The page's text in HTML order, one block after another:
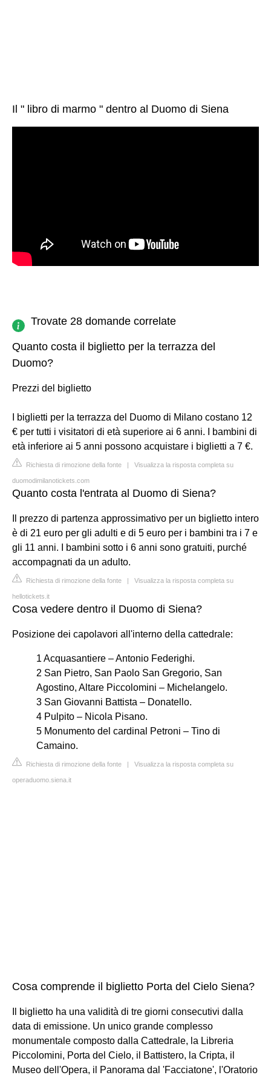
Il " libro di marmo " dentro al Duomo di Siena
Trovate 28 domande correlate
Quanto costa il biglietto per la terrazza del
Duomo?
Prezzi del biglietto
I biglietti per la terrazza del Duomo di Milano costano 12
€ per tutti i visitatori di età superiore ai 6 anni. I bambini di
età inferiore ai 5 anni possono acquistare i biglietti a 7 €.
Richiesta di rimozione della fonte | Visualizza la risposta completa su
duomodimilanotickets.com
Quanto costa l'entrata al Duomo di Siena?
Il prezzo di partenza approssimativo per un biglietto intero
è di 21 euro per gli adulti e di 5 euro per i bambini tra i 7 e
gli 11 anni. I bambini sotto i 6 anni sono gratuiti, purché
accompagnati da un adulto.
Richiesta di rimozione della fonte | Visualizza la risposta completa su
hellotickets.it
Cosa vedere dentro il Duomo di Siena?
Posizione dei capolavori all'interno della cattedrale:
1 Acquasantiere – Antonio Federighi.
2 San Pietro, San Paolo San Gregorio, San
Agostino, Altare Piccolomini – Michelangelo.
3 San Giovanni Battista – Donatello.
4 Pulpito – Nicola Pisano.
5 Monumento del cardinal Petroni – Tino di
Camaino.
Richiesta di rimozione della fonte | Visualizza la risposta completa su
operaduomo.siena.it
Cosa comprende il biglietto Porta del Cielo Siena?
Il biglietto ha una validità di tre giorni consecutivi dalla
data di emissione. Un unico grande complesso
monumentale composto dalla Cattedrale, la Libreria
Piccolomini, Porta del Cielo, il Battistero, la Cripta, il
Museo dell'Opera, il Panorama dal 'Facciatone', l'Oratorio